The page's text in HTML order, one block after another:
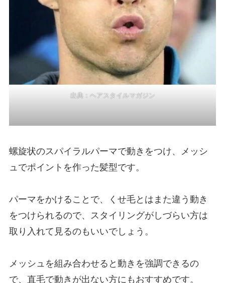
出典： ヘアスタイルマガジン
螺旋状のスパイラルパーマで動きをつけ、メッシ
ュでポイントを作った髪型です。
パーマをかけることで、くせ毛とはまた違う動き
をつけられるので、スタイリングがしづらい方は
取り入れて見るのもいいでしょう。
メッシュを組み合わせると動きを強調できるの
で、直毛で動きが出ない方にもおすすめです。